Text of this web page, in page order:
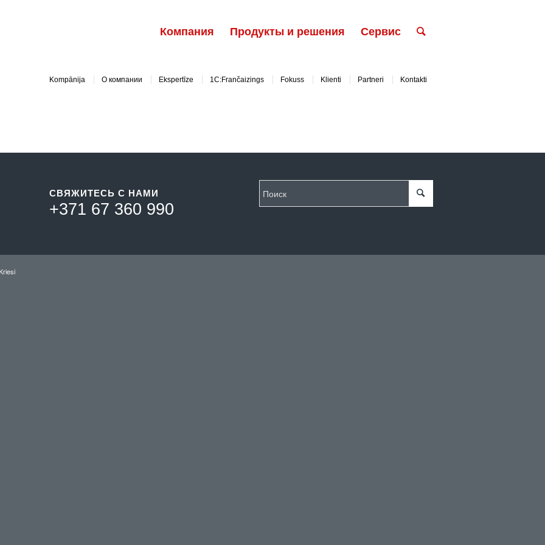
Компания Продукты и решения Сервис
Kompānija О компании Ekspertīze 1C:Frančaizings Fokuss Klienti Partneri Kontakti
СВЯЖИТЕСЬ С НАМИ
+371 67 360 990